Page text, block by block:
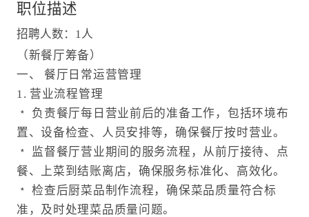
职位描述
招聘人数：1人
（新餐厅筹备）
一、 餐厅日常运营管理
1. 营业流程管理
﹡ 负责餐厅每日营业前后的准备工作，包括环境布
置、设备检查、人员安排等，确保餐厅按时营业。
﹡ 监督餐厅营业期间的服务流程，从前厅接待、点
餐、上菜到结账离店，确保服务标准化、高效化。
﹡ 检查后厨菜品制作流程，确保菜品质量符合标
准，及时处理菜品质量问题。